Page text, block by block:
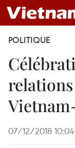
POLITIQUE
07/12/2018 10:04